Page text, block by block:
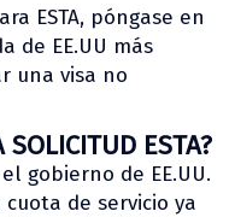
ESTA, póngase en
de EE.UU más
una visa no
SOLICITUD ESTA?
gobierno de EE.UU.
cuota de servicio ya